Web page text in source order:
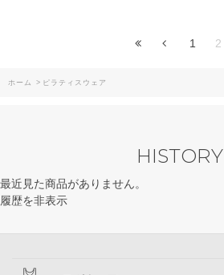
1 2
ホーム > ピラティスウェア
HISTORY
最近見た商品がありません。
履歴を非表示